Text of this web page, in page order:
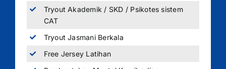
Tryout Akademik / SKD / Psikotes sistem
CAT
Tryout Jasmani Berkala
Free Jersey Latihan